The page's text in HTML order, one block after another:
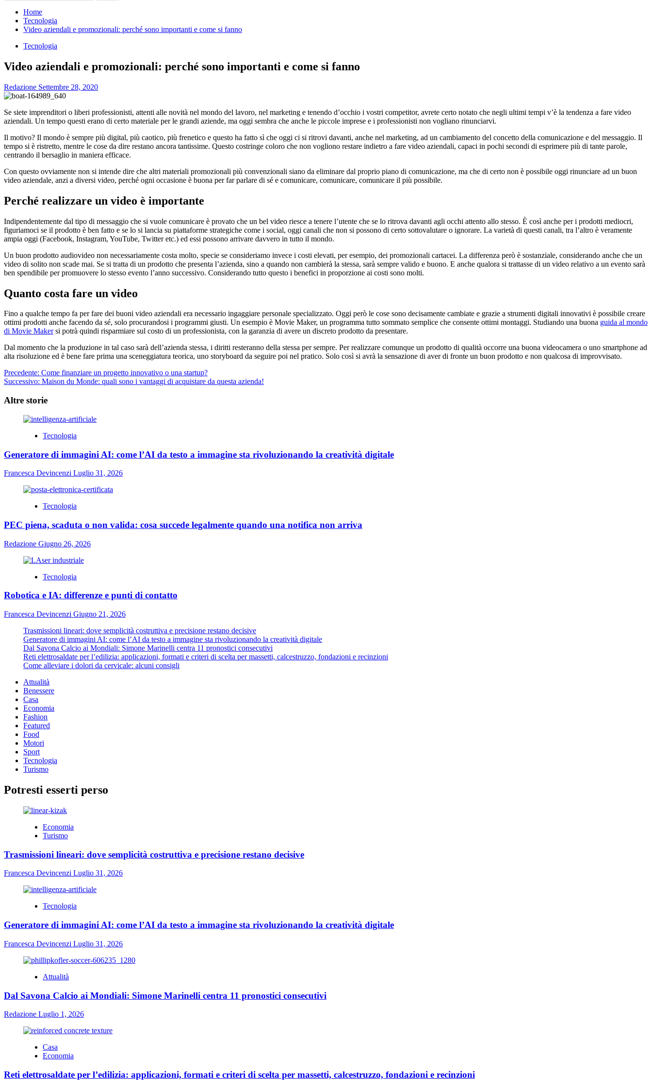
per:
Home
Tecnologia
Video aziendali e promozionali: perché sono importanti e come si fanno
Tecnologia
Video aziendali e promozionali: perché sono importanti e come si fanno
Redazione Settembre 28, 2020
Se siete imprenditori o liberi professionisti, attenti alle novità nel mondo del lavoro, nel marketing e tenendo d’occhio i vostri competitor, avrete certo notato che negli ultimi tempi v’è la tendenza a fare video
aziendali. Un tempo questi erano di certo materiale per le grandi aziende, ma oggi sembra che anche le piccole imprese e i professionisti non vogliano rinunciarvi.
Il motivo? Il mondo è sempre più digital, più caotico, più frenetico e questo ha fatto sì che oggi ci si ritrovi davanti, anche nel marketing, ad un cambiamento del concetto della comunicazione e del messaggio. Il
tempo si è ristretto, mentre le cose da dire restano ancora tantissime. Questo costringe coloro che non vogliono restare indietro a fare video aziendali, capaci in pochi secondi di esprimere più di tante parole,
centrando il bersaglio in maniera efficace.
Con questo ovviamente non si intende dire che altri materiali promozionali più convenzionali siano da eliminare dal proprio piano di comunicazione, ma che di certo non è possibile oggi rinunciare ad un buon
video aziendale, anzi a diversi video, perché ogni occasione è buona per far parlare di sé e comunicare, comunicare, comunicare il più possibile.
Perché realizzare un video è importante
Indipendentemente dal tipo di messaggio che si vuole comunicare è provato che un bel video riesce a tenere l’utente che se lo ritrova davanti agli occhi attento allo stesso. È così anche per i prodotti mediocri,
figuriamoci se il prodotto è ben fatto e se lo si lancia su piattaforme strategiche come i social, oggi canali che non si possono di certo sottovalutare o ignorare. La varietà di questi canali, tra l’altro è veramente
ampia oggi (Facebook, Instagram, YouTube, Twitter etc.) ed essi possono arrivare davvero in tutto il mondo.
Un buon prodotto audiovideo non necessariamente costa molto, specie se consideriamo invece i costi elevati, per esempio, dei promozionali cartacei. La differenza però è sostanziale, considerando anche che un
video di solito non scade mai. Se si tratta di un prodotto che presenta l’azienda, sino a quando non cambierà la stessa, sarà sempre valido e buono. E anche qualora si trattasse di un video relativo a un evento sarà
ben spendibile per promuovere lo stesso evento l’anno successivo. Considerando tutto questo i benefici in proporzione ai costi sono molti.
Quanto costa fare un video
Fino a qualche tempo fa per fare dei buoni video aziendali era necessario ingaggiare personale specializzato. Oggi però le cose sono decisamente cambiate e grazie a strumenti digitali innovativi è possibile creare
ottimi prodotti anche facendo da sé, solo procurandosi i programmi giusti. Un esempio è Movie Maker, un programma tutto sommato semplice che consente ottimi montaggi. Studiando una buona guida al mondo
di Movie Makersi potrà quindi risparmiare sul costo di un professionista, con la garanzia di avere un discreto prodotto da presentare.
Dal momento che la produzione in tal caso sarà dell’azienda stessa, i diritti resteranno della stessa per sempre. Per realizzare comunque un prodotto di qualità occorre una buona videocamera o uno smartphone ad
alta risoluzione ed è bene fare prima una sceneggiatura teorica, uno storyboard da seguire poi nel pratico. Solo così si avrà la sensazione di aver di fronte un buon prodotto e non qualcosa di improvvisato.
Navigazione
articolo
Precedente: Come finanziare un progetto innovativo o una startup?
Successivo: Maison du Monde: quali sono i vantaggi di acquistare da questa azienda!
Altre storie
Tecnologia
Generatore di immagini AI: come l’AI da testo a immagine sta rivoluzionando la creatività digitale
Francesca Devincenzi Luglio 31, 2026
Tecnologia
PEC piena, scaduta o non valida: cosa succede legalmente quando una notifica non arriva
Redazione Giugno 26, 2026
Tecnologia
Robotica e IA: differenze e punti di contatto
Francesca Devincenzi Giugno 21, 2026
Trasmissioni lineari: dove semplicità costruttiva e precisione restano decisive
Generatore di immagini AI: come l’AI da testo a immagine sta rivoluzionando la creatività digitale
Dal Savona Calcio ai Mondiali: Simone Marinelli centra 11 pronostici consecutivi
Reti elettrosaldate per l’edilizia: applicazioni, formati e criteri di scelta per massetti, calcestruzzo, fondazioni e recinzioni
Come alleviare i dolori da cervicale: alcuni consigli
Attualità
Benessere
Casa
Economia
Fashion
Featured
Food
Motori
Sport
Tecnologia
Turismo
Potresti esserti perso
Economia
Turismo
Trasmissioni lineari: dove semplicità costruttiva e precisione restano decisive
Francesca Devincenzi Luglio 31, 2026
Tecnologia
Generatore di immagini AI: come l’AI da testo a immagine sta rivoluzionando la creatività digitale
Francesca Devincenzi Luglio 31, 2026
Attualità
Dal Savona Calcio ai Mondiali: Simone Marinelli centra 11 pronostici consecutivi
Redazione Luglio 1, 2026
Casa
Economia
Reti elettrosaldate per l’edilizia: applicazioni, formati e criteri di scelta per massetti, calcestruzzo, fondazioni e recinzioni